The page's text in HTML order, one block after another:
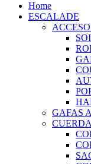
Home
ESCALADE
GAFAS